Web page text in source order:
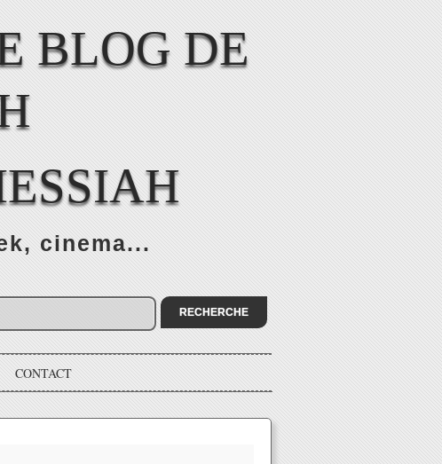
cinema...
CONTACT